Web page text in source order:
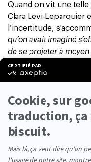
Quand on vit une
Clara Levi-Leparquier
l’incertitude,
qu’on avait imaginé
de se projeter à moyen
développe un tout
elle.
des petits pas, se
apporteront une
de se décourager
réaliser
. “C’est
même et de se réjouir
accomplies ”, observe